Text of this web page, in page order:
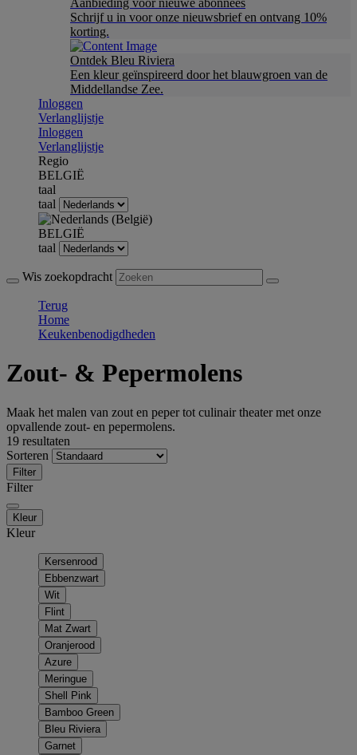
Aanbieding voor nieuwe abonnees
Schrijf u in voor onze nieuwsbrief en ontvang 10%
korting.
Ontdek Bleu Riviera
Een kleur geïnspireerd door het blauwgroen van de
Middellandse Zee.
Inloggen
Verlanglijstje
Inloggen
Verlanglijstje
Regio
BELGIË
taal
taal
BELGIË
taal
Wis zoekopdracht
Terug
Home
Keukenbenodigdheden
Zout- & Pepermolens
Maak het malen van zout en peper tot culinair theater met onze
opvallende zout- en pepermolens.
19 resultaten
Sorteren
Filter
Filter
Kleur
Kleur
Kersenrood
Ebbenzwart
Wit
Flint
Mat Zwart
Oranjerood
Azure
Meringue
Shell Pink
Bamboo Green
Bleu Riviera
Garnet